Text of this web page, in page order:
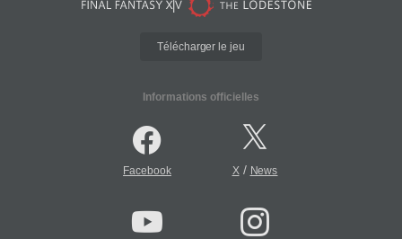
Télécharger le jeu
Informations officielles
Facebook X/ News